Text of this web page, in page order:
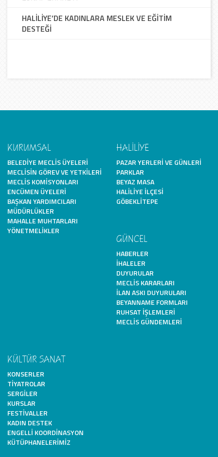
HALİLİYE’DE KADINLARA MESLEK VE EĞİTİM
DESTEĞİ
KURUMSAL
BELEDIYE MECLIS ÜYELERI
MECLISIN GÖREV VE YETKILERI
MECLIS KOMISYONLARI
ENCÜMEN ÜYELERI
BAŞKAN YARDIMCILARI
MÜDÜRLÜKLER
MAHALLE MUHTARLARI
YÖNETMELIKLER
HALİLİYE
PAZAR YERLERI VE GÜNLERI
PARKLAR
BEYAZ MASA
HALILIYE İLÇESI
GÖBEKLITEPE
GÜNCEL
HABERLER
İHALELER
DUYURULAR
MECLIS KARARLARI
İLAN ASKI DUYURULARI
BEYANNAME FORMLARI
RUHSAT İŞLEMLERI
MECLIS GÜNDEMLERI
KÜLTÜR SANAT
KONSERLER
TIYATROLAR
SERGILER
KURSLAR
FESTIVALLER
KADIN DESTEK
ENGELLI KOORDINASYON
KÜTÜPHANELERIMIZ